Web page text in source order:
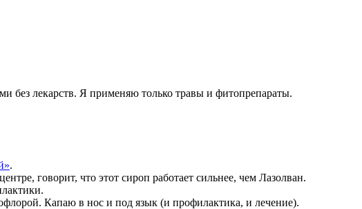
без лекарств. Я применяю только травы и фитопрепараты.
.
говорит, что этот сироп работает сильнее, чем Лазолван.
Капаю в нос и под язык (и профилактика, и лечение).